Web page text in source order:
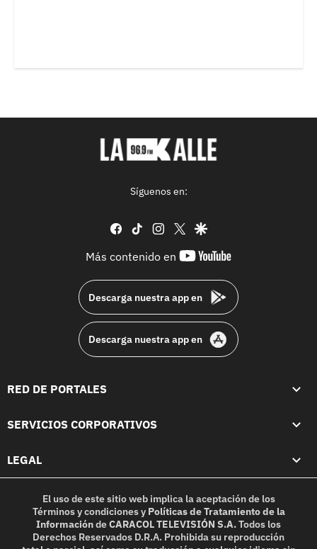
Síguenos en:
facebook
tiktok instagram
twittergoogle
Más contenido en
youtube-
Descarga nuestra app en
Descarga nuestra app en
RED DE PORTALES
SERVICIOS CORPORATIVOS
LEGAL
El uso de este sitio web implica la aceptación de los
Términos y condicionesy Políticas de Tratamiento de la
InformacióndeCARACOL TELEVISIÓN S.A.Todos los
Derechos Reservados D.R.A. Prohibida su reproducción